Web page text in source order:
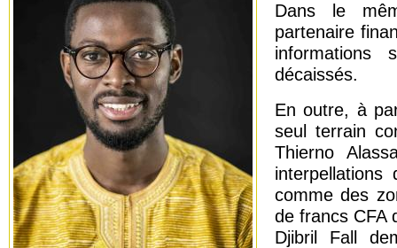
Dans le
partenaire
informations
décaissés.
En outre, à
seul terrain
Thierno
comme des
de francs CFA
Djibril Fall